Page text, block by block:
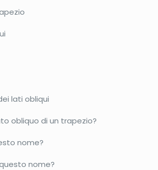
lati obliqui
obliquo di un trapezio?
nome?
nome?